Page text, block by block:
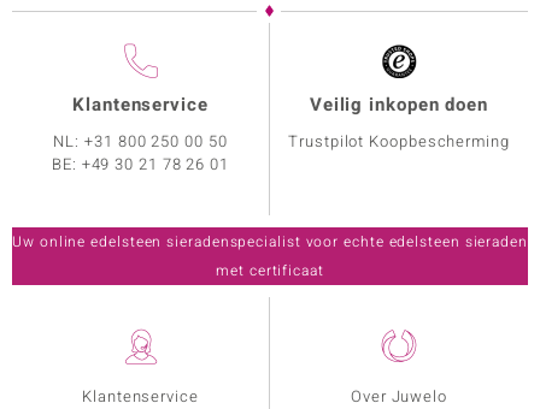
Klantenservice
Over Juwelo
Klantenservice
NL:+31 800 250 00 50
BE: +49 30 21 78 26 01
Veilig inkopen doen
Trustpilot Koopbescherming
Uw online edelsteen sieradenspecialist voor echte edelsteen sieraden
met certificaat